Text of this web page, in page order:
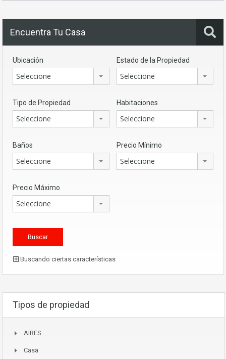
Encuentra Tu Casa
Ubicación
Seleccione
Estado de la Propiedad
Seleccione
Tipo de Propiedad
Seleccione
Habitaciones
Seleccione
Baños
Seleccione
Precio Mínimo
Seleccione
Precio Máximo
Seleccione
Buscando ciertas características
Tipos de propiedad
AIRES
Casa